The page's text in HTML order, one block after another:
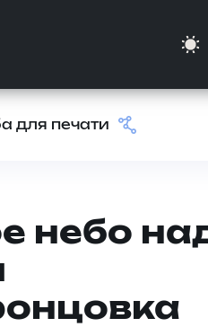
для печати
небо